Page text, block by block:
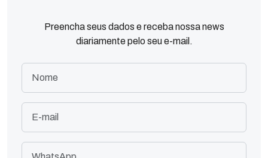
Preencha seus dados e receba nossa news
diariamente pelo seu e-mail.